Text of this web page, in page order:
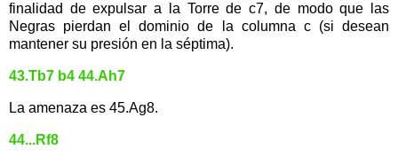
finalidad de expulsar a la Torre de c7, de modo que las
Negras pierdan el dominio de la columna c (si desean
mantener su presión en la séptima).
43.Tb7 b4 44.Ah7
La amenaza es 45.Ag8.
44...Rf8